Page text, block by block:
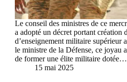
Le conseil des ministres de ce
a adopté un décret portant création
d’enseignement militaire supérieur
le ministre de la Défense, ce joyau
de former une élite militaire dotée…
15 mai 2025